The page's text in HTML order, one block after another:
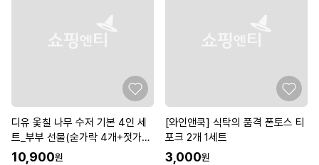
디유 옻칠 나무 수저 기본 4인 세
트_부부 선물(숟가락 4개+젓가락
4세트)
10,900원
[와인앤쿡] 식탁의 품격 폰토스 티
포크 2개 1세트
3,000원